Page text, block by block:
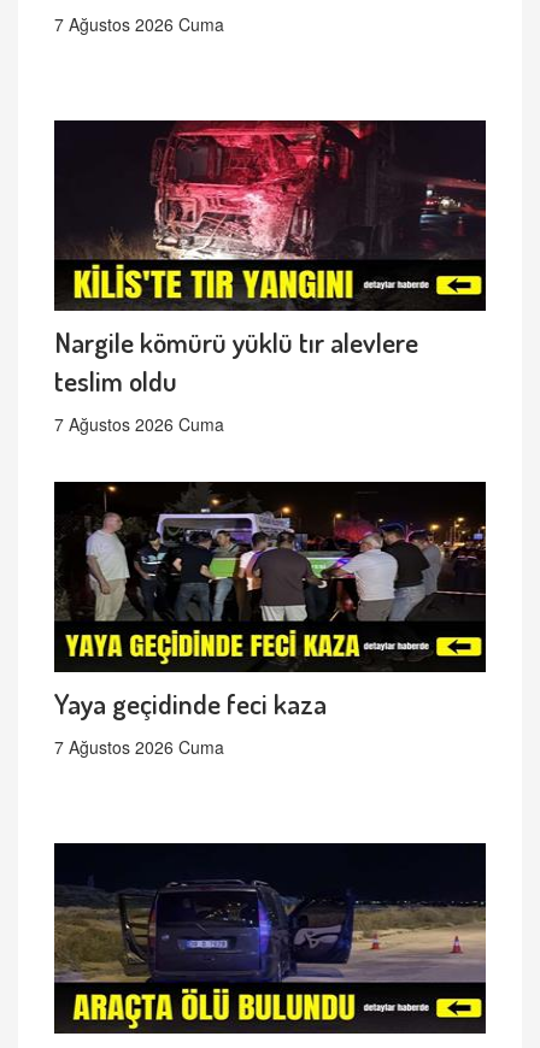
7 Ağustos 2026 Cuma
Nargile kömürü yüklü tır alevlere
teslim oldu
7 Ağustos 2026 Cuma
Yaya geçidinde feci kaza
7 Ağustos 2026 Cuma